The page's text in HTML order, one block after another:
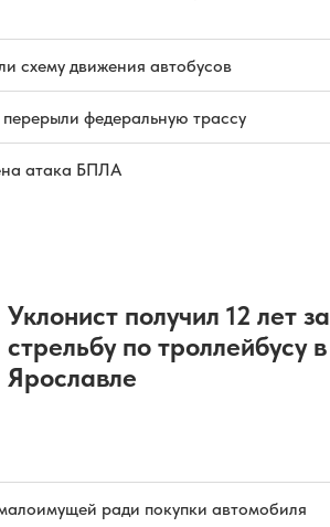
Ярославцы ищут виновного в ДТП с
05.08.2026 09:18 ПРОИСШЕСТВИЯ
Банк Уралсиб вошел в Топ-10
рейтинга по объемам ипотечного
схему движения автобусов
федеральную трассу
атака БПЛА
Уклонист получил 12 лет за
стрельбу по троллейбусу в
Ярославле
ради покупки автомобиля